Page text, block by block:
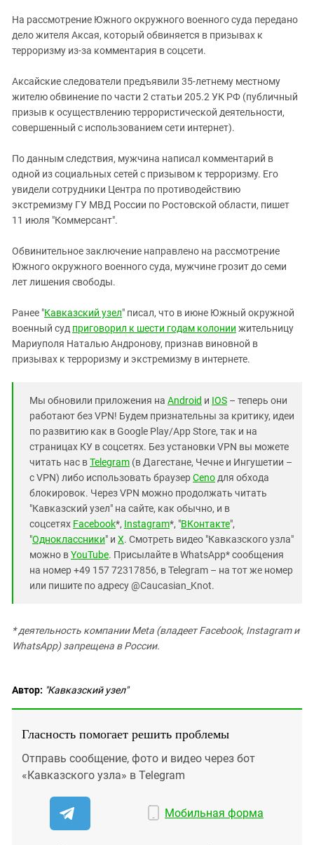
КАВКАЗ ЗА ПАЛЕСТИНУ
ИНАКОМЫСЛИЕ В ЧЕЧНЕ
ПРЕСЛЕДОВАНИЕ АКТИВИСТОВ
Ингушетия
Кабардино-Балкария
Калмыкия
Карачаево-Черкесия
Краснодарский край
Российская Федерация
Ростовская область
Северная Осетия - Алания
Ставропольский край
Чечня
Южный Кавказ
На рассмотрение Южного окружного военного суда передано
дело жителя Аксая, который обвиняется в призывах к
терроризму из-за комментария в соцсети.
Аксайские следователи предъявили 35-летнему местному
жителю обвинение по части 2 статьи 205.2 УК РФ (публичный
призыв к осуществлению террористической деятельности,
совершенный с использованием сети интернет).
По данным следствия, мужчина написал комментарий в
одной из социальных сетей с призывом к терроризму. Его
увидели сотрудники Центра по противодействию
экстремизму ГУ МВД России по Ростовской области, пишет
11 июля "Коммерсант".
Обвинительное заключение направлено на рассмотрение
Южного окружного военного суда, мужчине грозит до семи
лет лишения свободы.
Ранее "Кавказский узел" писал, что в июне Южный окружной
военный суд приговорил к шести годам колонии жительницу
Мариуполя Наталью Андронову, признав виновной в
призывах к терроризму и экстремизму в интернете.
Мы обновили приложения на Android и IOS – теперь они
работают без VPN! Будем признательны за критику, идеи
по развитию как в Google Play/App Store, так и на
страницах КУ в соцсетях. Без установки VPN вы можете
читать нас вTelegram (в Дагестане, Чечне и Ингушетии –
с VPN) либо использовать браузерCeno для обхода
блокировок. Через VPN можно продолжать читать
"Кавказский узел" на сайте, как обычно, и в
соцсетях Facebook*, Instagram*, "ВКонтакте",
"Одноклассники" и X. Смотреть видео "Кавказского узла"
можно вYouTube. Присылайте в WhatsApp* сообщения
на номер +49 157 72317856, в Telegram – на тот же номер
или пишите по адресу @Caucasian_Knot.
* деятельность компании Meta (владеет Facebook, Instagram и
WhatsApp) запрещена в России.
Автор: "Кавказский узел"
Гласность помогает решить проблемы
Отправь сообщение, фото и видео через бот
«Кавказского узла» в Telegram
Мобильная форма